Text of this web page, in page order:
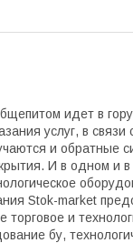
идет в
услуг, в связи
и обратные
И в одном и в
Stok-market
торговое и
бу,